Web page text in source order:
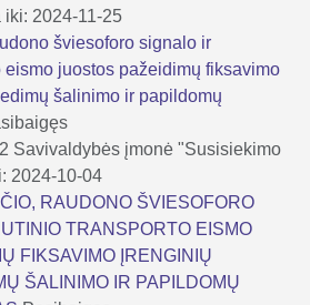
iki: 2024-11-25
šviesoforo signalo ir
eismo juostos pažeidimų fiksavimo
šalinimo ir papildomų
Savivaldybės įmonė "Susisiekimo
2024-10-04
RAUDONO ŠVIESOFORO
TRANSPORTO EISMO
FIKSAVIMO ĮRENGINIŲ
ŠALINIMO IR PAPILDOMŲ